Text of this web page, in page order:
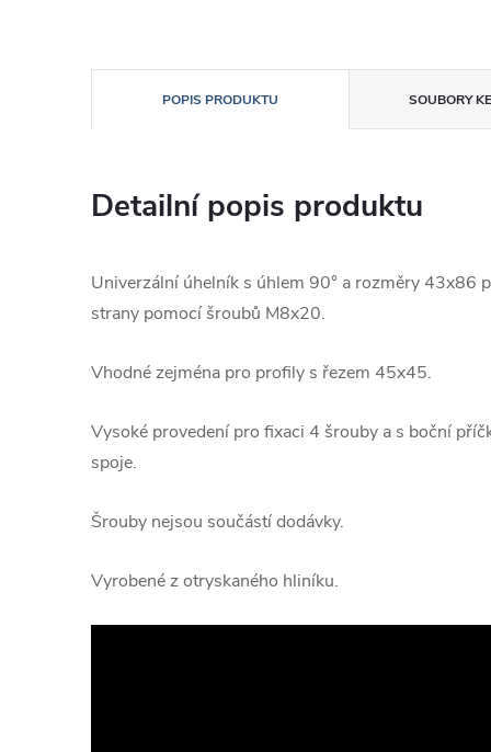
POPIS PRODUKTU SOUBORY
Detailní popis produktu
Univerzální úhelník s úhlem 90° a rozměry 43x86
strany pomocí šroubů M8x20.
Vhodné zejména pro profily s řezem 45x45.
Vysoké provedení pro fixaci 4 šrouby a s boční
spoje.
Šrouby nejsou součástí dodávky.
Vyrobené z otryskaného hliníku.